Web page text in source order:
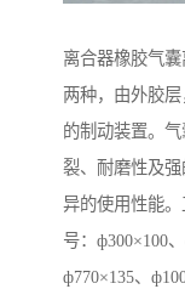
离合器橡胶气
两种，由外胶
的制动装置。
裂、耐磨性及
异的使用性能
号：ф300×100
ф770×135、